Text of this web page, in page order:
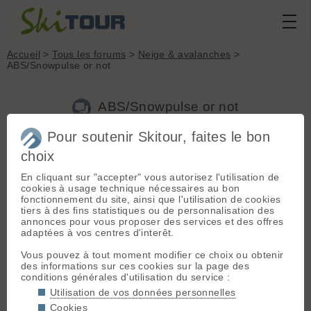
Accueil >Tous les forums > Neige & avalanches >
ABS/Snowpulse or not
ABS/Snowpulse or not
Nouveau sujet
Voir tous les sujets Chercher Archives
Jeroen[13278posts] - Le 04/11/2009 12:13
bens a dit :
PS Bracaille, les photos sur ton site web
produit, les photos font entre 3 et 5 Mo).
Je confirme, la page produit fait planter mon navigateur 🤢
Pour soutenir Skitour, faites le bon
choix
En cliquant sur "accepter" vous autorisez l'utilisation de
cookies à usage technique nécessaires au bon
fonctionnement du site, ainsi que l'utilisation de cookies
tiers à des fins statistiques ou de personnalisation des
annonces pour vous proposer des services et des offres
adaptées à vos centres d'interêt.
Vous pouvez à tout moment modifier ce choix ou obtenir
des informations sur ces cookies sur la page des
conditions générales d'utilisation du service :
Utilisation de vos données personnelles
Cookies